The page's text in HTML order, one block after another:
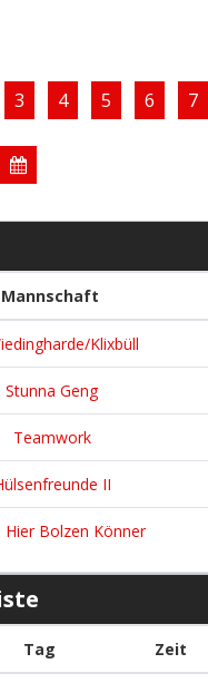
3 4 5 6 7
Mannschaft
Klixbüll
Stunna Geng
Teamwork
II
Hier Bolzen Könner
Tag Zeit